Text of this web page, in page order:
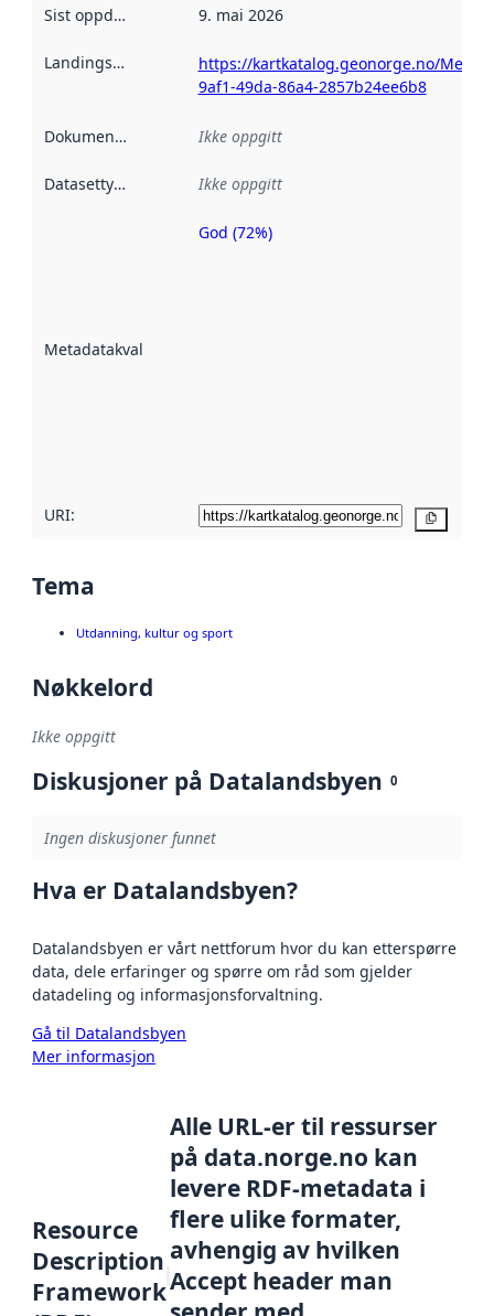
Sist oppdatert 9. mai 2026
Landingsside
https://kartkatalog.geonorge.no/
9af1-49da-86a4-2857b24ee6b8
Dokumentasjon Ikke oppgitt
Datasettype Ikke oppgitt
Metadatakvalitet
Metadatakvalitet
God (72%)
URI:
Tema
Utdanning, kultur og sport
Nøkkelord
Ikke oppgitt
Diskusjoner på Datalandsbyen 0
Ingen diskusjoner funnet
Hva er Datalandsbyen?
Datalandsbyen er vårt nettforum hvor du kan etterspørre
data, dele erfaringer og spørre om råd som gjelder
datadeling og informasjonsforvaltning.
Gå til Datalandsbyen
Mer informasjon
Resource
Description
Framework
Alle URL-er til ressurser
på data.norge.no kan
levere RDF-metadata i
flere ulike formater,
avhengig av hvilken
Accept header man